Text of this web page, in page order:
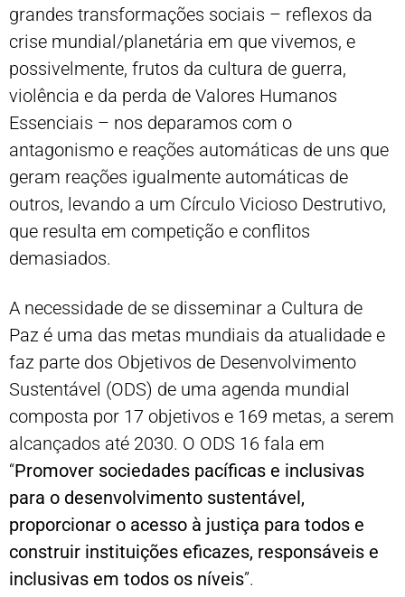
grandes transformações sociais – reflexos da
crise mundial/planetária em que vivemos, e
possivelmente, frutos da cultura de guerra,
violência e da perda de Valores Humanos
Essenciais – nos deparamos com o
antagonismo e reações automáticas de uns que
geram reações igualmente automáticas de
outros, levando a um Círculo Vicioso Destrutivo,
que resulta em competição e conflitos
demasiados.
A necessidade de se disseminar a Cultura de
Paz é uma das metas mundiais da atualidade e
faz parte dos Objetivos de Desenvolvimento
Sustentável (ODS) de uma agenda mundial
composta por 17 objetivos e 169 metas, a serem
alcançados até 2030. O ODS 16 fala em
“Promover sociedades pacíficas e inclusivas
para o desenvolvimento sustentável,
proporcionar o acesso à justiça para todos e
construir instituições eficazes, responsáveis e
inclusivas em todos os níveis”.